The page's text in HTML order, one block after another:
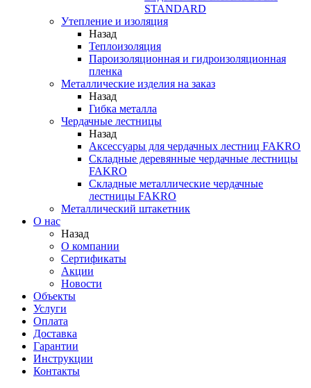
STANDARD
Утепление и изоляция
Назад
Теплоизоляция
Пароизоляционная и гидроизоляционная
пленка
Металлические изделия на заказ
Назад
Гибка металла
Чердачные лестницы
Назад
Аксессуары для чердачных лестниц FAKRO
Складные деревянные чердачные лестницы
FAKRO
Складные металлические чердачные
лестницы FAKRO
Металлический штакетник
О нас
Назад
О компании
Сертификаты
Акции
Новости
Объекты
Услуги
Оплата
Доставка
Гарантии
Инструкции
Контакты